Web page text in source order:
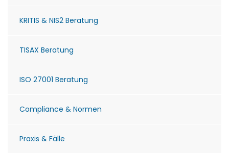
KRITIS & NIS2 Beratung
TISAX Beratung
ISO 27001 Beratung
Compliance & Normen
Praxis & Fälle